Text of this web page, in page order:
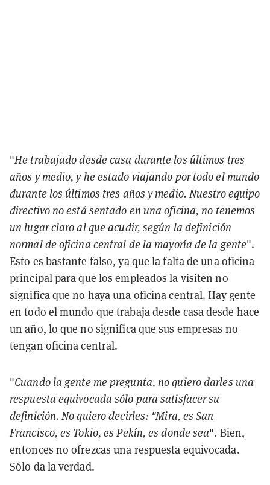
"He trabajado desde casa durante los últimos tres
años y medio, y he estado viajando por todo el mundo
durante los últimos tres años y medio. Nuestro equipo
directivo no está sentado en una oficina, no tenemos
un lugar claro al que acudir, según la definición
normal de oficina central de la mayoría de la gente".
Esto es bastante falso, ya que la falta de una oficina
principal para que los empleados la visiten no
significa que no haya una oficina central. Hay gente
en todo el mundo que trabaja desde casa desde hace
un año, lo que no significa que sus empresas no
tengan oficina central.
"Cuando la gente me pregunta, no quiero darles una
respuesta equivocada sólo para satisfacer su
definición. No quiero decirles: "Mira, es San
Francisco, es Tokio, es Pekín, es donde sea". Bien,
entonces no ofrezcas una respuesta equivocada.
Sólo da la verdad.